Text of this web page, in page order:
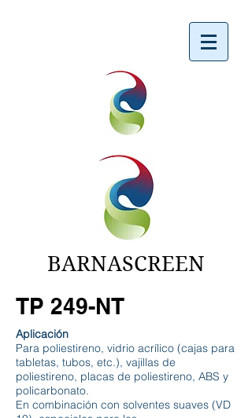
BARNASCREEN
TP 249-NT
Aplicación
Para poliestireno, vidrio acrílico (cajas para
tabletas, tubos, etc.), vajillas de
poliestireno, placas de poliestireno, ABS y
policarbonato.
En combinación con solventes suaves (VD